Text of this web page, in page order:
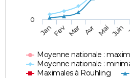
Moyenne nationale :
Moyenne nationale :
Maximales à Rouhling
JanFev Mar Avr Mai Juin
0